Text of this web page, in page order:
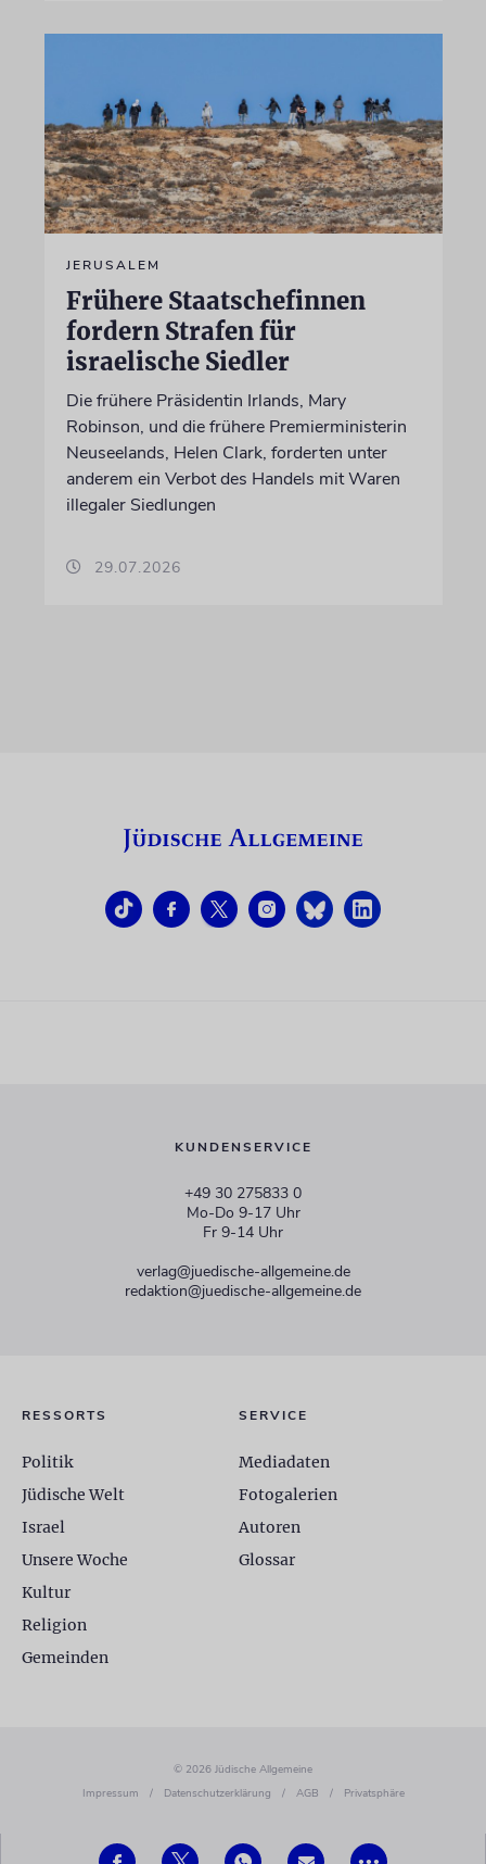
JERUSALEM
Frühere Staatschefinnen
fordern Strafen für
israelische Siedler
Die frühere Präsidentin Irlands, Mary
Robinson, und die frühere Premierministerin
Neuseelands, Helen Clark, forderten unter
anderem ein Verbot des Handels mit Waren
illegaler Siedlungen
29.07.2026
KUNDENSERVICE
+49 30 275833 0
Mo-Do 9-17 Uhr
Fr 9-14 Uhr
verlag@juedische-allgemeine.de
redaktion@juedische-allgemeine.de
RESSORTS
Politik
Jüdische Welt
Israel
Unsere Woche
Kultur
Religion
Gemeinden
SERVICE
Mediadaten
Fotogalerien
Autoren
Glossar
© 2026 Jüdische Allgemeine
Impressum
/ Datenschutzerklärung / AGB / Privatsphäre